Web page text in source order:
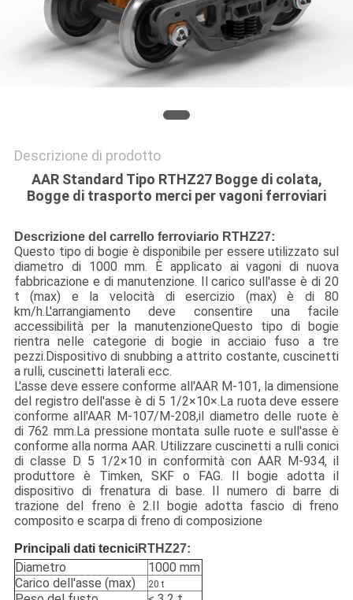
Descrizione di prodotto
AAR Standard Tipo RTHZ27 Bogge di colata,
Bogge di trasporto merci per vagoni ferroviari
Descrizione del carrello ferroviario RTHZ27:
Questo tipo di bogie è disponibile per essere utilizzato sul
diametro di 1000 mm. È applicato ai vagoni di nuova
fabbricazione e di manutenzione. Il carico sull'asse è di 20
t (max) e la velocità di esercizio (max) è di 80
km/h.L'arrangiamento deve consentire una facile
accessibilità per la manutenzioneQuesto tipo di bogie
rientra nelle categorie di bogie in acciaio fuso a tre
pezzi.Dispositivo di snubbing a attrito costante, cuscinetti
a rulli, cuscinetti laterali ecc.
L'asse deve essere conforme all'AAR M-101, la dimensione
del registro dell'asse è di 5 1/2×10×.La ruota deve essere
conforme all'AAR M-107/M-208,il diametro delle ruote è
di 762 mm.La pressione montata sulle ruote e sull'asse è
conforme alla norma AAR. Utilizzare cuscinetti a rulli conici
di classe D 5 1/2×10 in conformità con AAR M-934, il
produttore è Timken, SKF o FAG. Il bogie adotta il
dispositivo di frenatura di base. Il numero di barre di
trazione del freno è 2.Il bogie adotta fascio di freno
composito e scarpa di freno di composizione
Principali dati tecniciRTHZ27:
Diametro
1000 mm
Carico dell'asse (max)
20 t